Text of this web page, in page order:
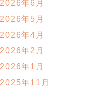
2026年6月
2026年5月
2026年4月
2026年2月
2026年1月
2025年11月